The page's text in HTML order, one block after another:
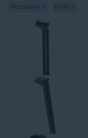
Fietszadels Deda